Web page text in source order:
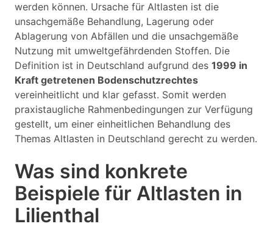
werden können. Ursache für Altlasten ist die
unsachgemäße Behandlung, Lagerung oder
Ablagerung von Abfällen und die unsachgemäße
Nutzung mit umweltgefährdenden Stoffen. Die
Definition ist in Deutschland aufgrund des 1999 in
Kraft getretenen Bodenschutzrechtes
vereinheitlicht und klar gefasst. Somit werden
praxistaugliche Rahmenbedingungen zur Verfügung
gestellt, um einer einheitlichen Behandlung des
Themas Altlasten in Deutschland gerecht zu werden.
Was sind konkrete
Beispiele für Altlasten in
Lilienthal